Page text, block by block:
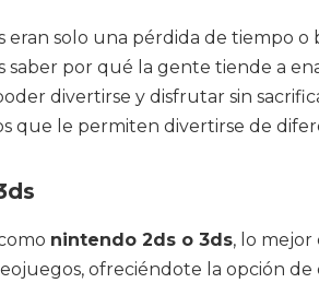
eran solo una pérdida de
saber por qué la gente tiende a
divertirse y disfrutar sin
que le permiten divertirse de
nintendo 2ds o 3ds, lo mejor
ofreciéndote la opción